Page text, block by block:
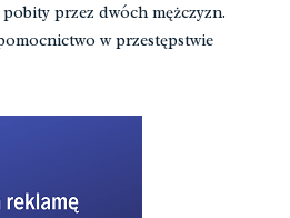
przez dwóch mężczyzn.
w przestępstwie